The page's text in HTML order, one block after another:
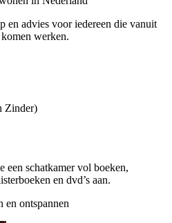
en advies voor iedereen die vanuit
werken.
Zinder)
schatkamer vol boeken,
en dvd’s aan.
en ontspannen